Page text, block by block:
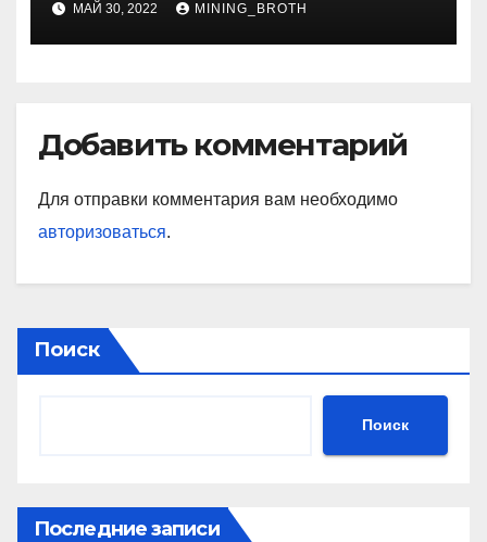
МАЙ 30, 2022 MINING_BROTH
Добавить комментарий
Для отправки комментария вам необходимо
авторизоваться.
Поиск
Поиск
Последние записи